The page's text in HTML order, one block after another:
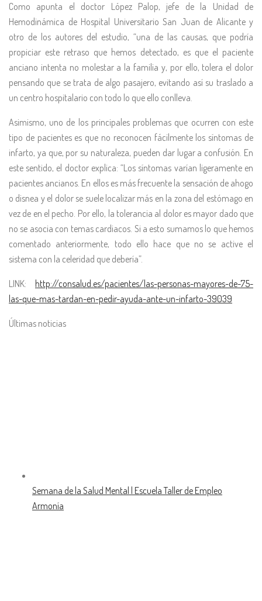
Como apunta el doctor López Palop, jefe de la Unidad de
Hemodinámica de Hospital Universitario San Juan de Alicante y
otro de los autores del estudio, “una de las causas, que podría
propiciar este retraso que hemos detectado, es que el paciente
anciano intenta no molestar a la familia y, por ello, tolera el dolor
pensando que se trata de algo pasajero, evitando así su traslado a
un centro hospitalario con todo lo que ello conlleva.
Asimismo, uno de los principales problemas que ocurren con este
tipo de pacientes es que no reconocen fácilmente los síntomas de
infarto, ya que, por su naturaleza, pueden dar lugar a confusión. En
este sentido, el doctor explica: “Los síntomas varían ligeramente en
pacientes ancianos. En ellos es más frecuente la sensación de ahogo
o disnea y el dolor se suele localizar más en la zona del estómago en
vez de en el pecho. Por ello, la tolerancia al dolor es mayor dado que
no se asocia con temas cardiacos. Si a esto sumamos lo que hemos
comentado anteriormente, todo ello hace que no se active el
sistema con la celeridad que debería”.
LINK: http://consalud.es/pacientes/las-personas-mayores-de-75-
las-que-mas-tardan-en-pedir-ayuda-ante-un-infarto-39039
Últimas noticias
Semana de la Salud Mental | Escuela Taller de Empleo
Armonía